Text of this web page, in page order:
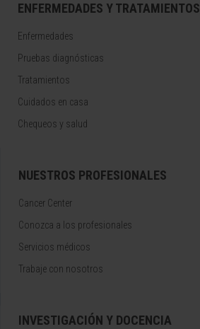
ENFERMEDADES Y TRATAMIENTOS
Enfermedades
Pruebas diagnósticas
Tratamientos
Cuidados en casa
Chequeos y salud
NUESTROS PROFESIONALES
Cancer Center
Conozca a los profesionales
Servicios médicos
Trabaje con nosotros
INVESTIGACIÓN Y DOCENCIA